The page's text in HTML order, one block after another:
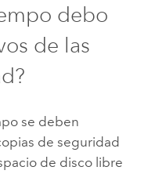
debo
de las
se deben
de seguridad
de disco libre